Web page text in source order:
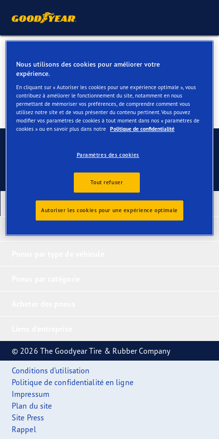
Nos derniers produits
© 2026 The Goodyear Tire & Rubber Company
Conditions d’utilisation
Politique de confidentialité en ligne
Impressum
Plan du site
Site Press
Rappel
Nous utilisons des cookies pour améliorer votre
expérience.
En cliquant sur « Autoriser les cookies pour une expérience optimale », vous
contribuez à améliorer le fonctionnement du site, notamment en nous
permettant de mémoriser vos préférences, de comprendre comment vous
utilisez notre site et de vous présenter du contenu pertinent. Vous pouvez
modifier vos paramètres de cookies à tout moment dans nos « paramètres de
cookies » ou en savoir plus dans notre Politique de confidentialité
Paramètres des cookies
Tout refuser
Autoriser les cookies pour une expérience optimale